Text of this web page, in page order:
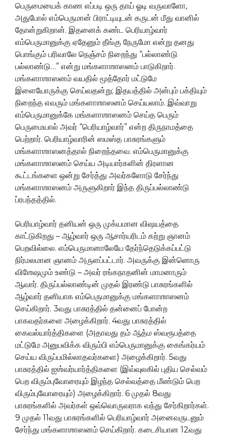
பெருமையைக் காண எப்படி ஒரு தாய் ஓடி வருவாளோ,
அதுபோல் எம்பெருமான் பிராட்டியுடன் கருடன் மீது வானில்
தோன்றுகிறான். இதனைக் கண்ட பெரியாழ்வார்
எம்பெருமானுக்கு ஏதேனும் தீங்கு நேருமோ என்று தனது
பொங்கும் பரிவாலே நெஞ்சம் நிறைந்து “பல்லாண்டு
பல்லாண்டு…” என்று மங்களாஶாஸனம் பாடுகிறார்.
மங்களாஶாஸனம் வயதில் மூத்தோர் மட்டுமே
இளையோருக்கு செய்வதன்று; இதயத்தில் அன்பும் பக்தியும்
நிறைந்த எவரும் மங்களாஶாஸனம் செய்யலாம். இவ்வாறு
எம்பெருமானுக்கே மங்களாஶாஸனம் செய்த பெரும்
பெருமையால் அவர் “பெரியாழ்வார்” என்ற திருநாமத்தை
பெற்றார். பெரியாழ்வாரின் ஸமஸ்த பாசுரங்களும்
மங்களாஶாஸனத்தால் நிறைந்தவை. எம்பெருமானுக்கு
மங்களாஶாஸனம் செய்ய அடியார்களின் திரளான
கூட்டங்களை ஒன்று சேர்த்து அவர்களோடு சேர்ந்து
மங்களாஶாஸனம் அருளுகிறார் இந்த திருப்பல்லாண்டு
ப்ரபந்தத்தில்.
பெரியாழ்வார் தனியன் ஒரு முக்யமான விஷயத்தை
காட்டுகிறது – ஆழ்வார் ஒரு ஆசார்யரிடம் கற்று ஞானம்
பெறவில்லை. எம்பெருமானாலேயே தேர்ந்தெடுக்கப்பட்டு
நிர்மலமான ஞானம் அருளப்பட்டார். அவருக்கு இன்னொரு
விஶேஷமும் உண்டு – அவர் ரங்கநாதனின் மாமனாரும்
ஆவார். திருப்பல்லாண்டின் முதல் இரண்டு பாசுரங்களில்
ஆழ்வார் தனியாக எம்பெருமானுக்கு மங்களாஶாஸனம்
செய்கிறார். 3வது பாசுரத்தில் தன்னைப் போன்ற
பாகவதர்களை அழைக்கிறார். 4வது பாசுரத்தில்
கைவல்யார்த்திகளை (அதாவது தம் ஆத்ம ஸ்வரூபத்தை
மட்டுமே அனுபவிக்க விரும்பி எம்பெருமானுக்கு கைங்கர்யம்
செய்ய விருப்பமில்லாதவர்களை) அழைக்கிறார். 5வது
பாசுரத்தில் ஐஶ்வர்யார்த்திகளை (இவ்வுலகில் புதிய செல்வம்
பெற விரும்புவோரையும் இழந்த செல்வத்தை மீண்டும் பெற
விரும்புவோரையும்) அழைக்கிறார். 6 முதல் 8வது
பாசுரங்களில் அவர்கள் ஒவ்வொருவராக வந்து சேர்கிறார்கள்.
9 முதல் 11வது பாசுரங்களில் பெரியாழ்வார் அனைவருடனும்
சேர்ந்து மங்களாஶாஸனம் செய்கிறார். கடைசியான 12வது